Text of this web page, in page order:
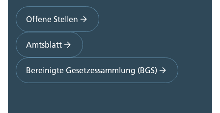
Offene Stellen
Amtsblatt
Bereinigte Gesetzessammlung (BGS)